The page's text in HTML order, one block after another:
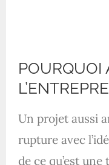
POURQUOI
Un projet aussi
rupture avec
de ce qu’est une